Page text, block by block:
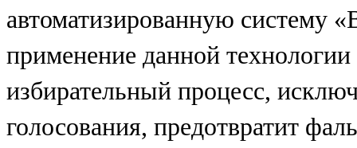
автоматизированную систему
применение данной
избирательный процесс,
голосования, предотвратит